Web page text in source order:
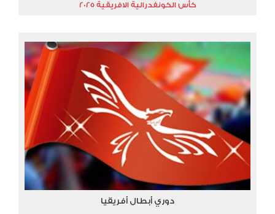
كأس الكونفدرالية الافريقية 2025
دوري أبطال أفريقيا